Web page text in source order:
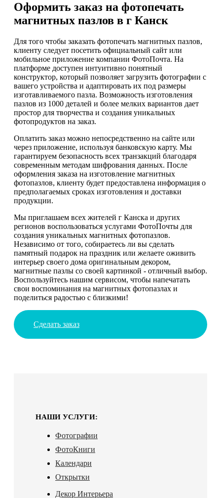
Оформить заказ на фотопечать
магнитных пазлов в г Канск
Для того чтобы заказать фотопечать магнитных пазлов,
клиенту следует посетить официальный сайт или
мобильное приложение компании ФотоПочта. На
платформе доступен интуитивно понятный
конструктор, который позволяет загрузить фотографии с
вашего устройства и адаптировать их под размеры
изготавливаемого пазла. Возможность изготовления
пазлов из 1000 деталей и более мелких вариантов дает
простор для творчества и создания уникальных
фотопродуктов на заказ.
Оплатить заказ можно непосредственно на сайте или
через приложение, используя банковскую карту. Мы
гарантируем безопасность всех транзакций благодаря
современным методам шифрования данных. После
оформления заказа на изготовление магнитных
фотопазлов, клиенту будет предоставлена информация о
предполагаемых сроках изготовления и доставки
продукции.
Мы приглашаем всех жителей г Канска и других
регионов воспользоваться услугами ФотоПочты для
создания уникальных магнитных фотопазлов.
Независимо от того, собираетесь ли вы сделать
памятный подарок на праздник или желаете оживить
интерьер своего дома оригинальным декором,
магнитные пазлы со своей картинкой - отличный выбор.
Воспользуйтесь нашим сервисом, чтобы напечатать
свои воспоминания на магнитных фотопазлах и
поделиться радостью с близкими!
Сделать заказ
НАШИ УСЛУГИ:
Фотографии
ФотоКниги
Календари
Открытки
Декор Интерьера